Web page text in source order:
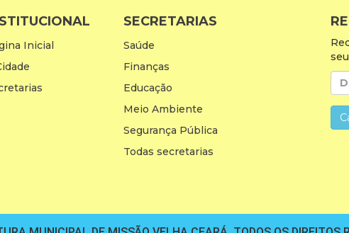
Inicial
SECRETARIAS
Saúde
Finanças
Educação
Meio Ambiente
Segurança Pública
Todas secretarias